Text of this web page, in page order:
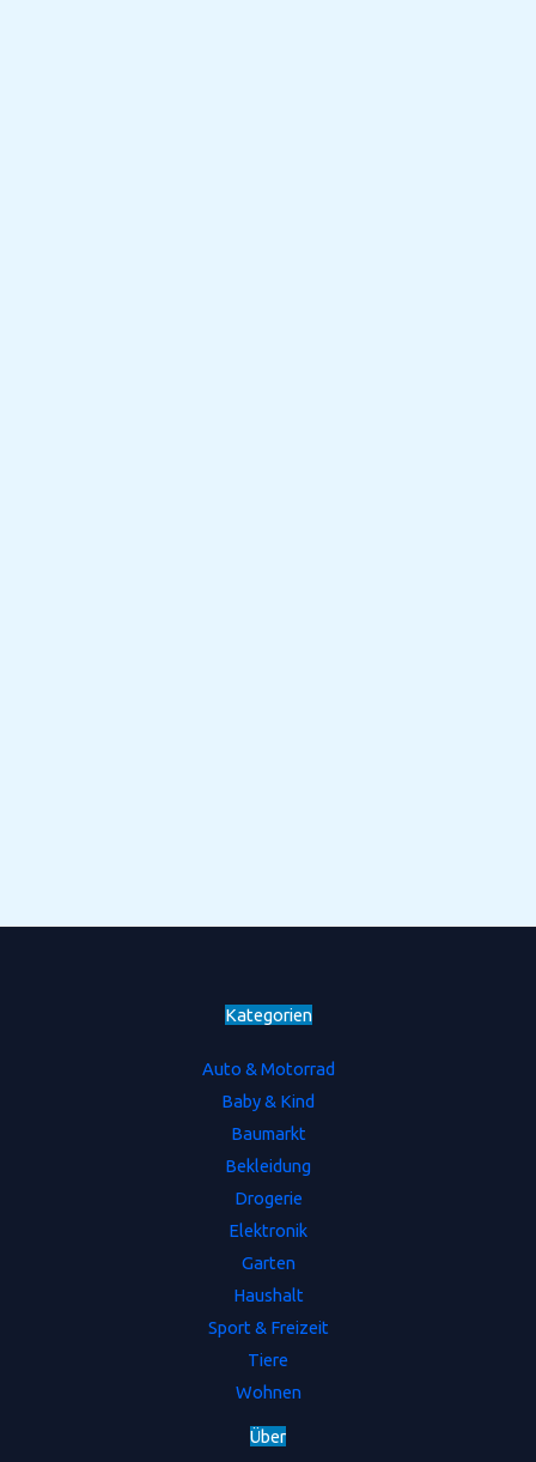
Kategorien
Auto & Motorrad
Baby & Kind
Baumarkt
Bekleidung
Drogerie
Elektronik
Garten
Haushalt
Sport & Freizeit
Tiere
Wohnen
Über